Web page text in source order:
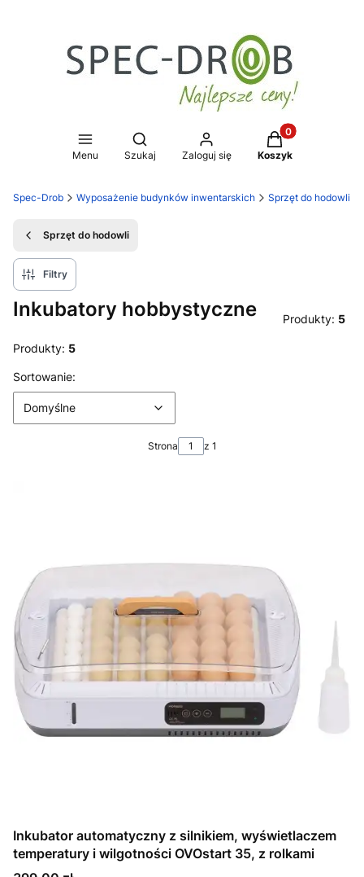
Menu
Otwórz wyszukiwarkę
Szukaj Zaloguj się
Produkty w
Koszyk
Spec-Drob Wyposażenie budynków inwentarskich Sprzęt do hodowli
Sprzęt do hodowli
Filtry
Inkubatory hobbystyczne Produkty: 5
Produkty: 5
Lista produktów
Sortowanie:
Domyślne
Strona z 1
Inkubator automatyczny z silnikiem, wyświetlaczem
temperatury i wilgotności OVOstart 35, z rolkami